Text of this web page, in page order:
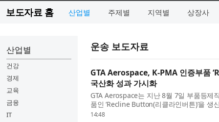
보도자료 홈 산업별 주제별 지역별 상장사
산업별
건강
경제
교육
금융
IT
운송 보도자료
GTA Aerospace, K-PMA 인증부품
국산화 성과 가시화
GTA Aerospace는 지난 8월 7일 부품등
품인 ‘Recline Button(리클라인버튼)’​을
혔다. 이번 Recline Button 납품은 B-777
14:48